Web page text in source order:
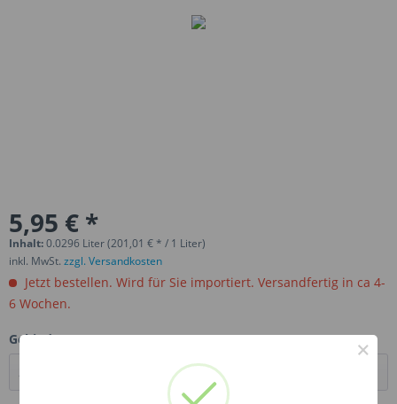
5,95 € *
Inhalt:0.0296 Liter (201,01 € * / 1 Liter)
inkl. MwSt. zzgl. Versandkosten
Jetzt bestellen. Wird für Sie importiert. Versandfertig in ca 4-
6 Wochen.
Gebinde: ×